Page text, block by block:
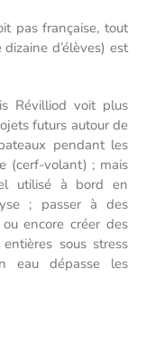
pas française, tout
d’élèves) est
Révilliod voit plus
futurs autour de
pendant les
(cerf-volant) ; mais
utilisé à bord en
; passer à des
encore créer des
sous stress
eau dépasse les